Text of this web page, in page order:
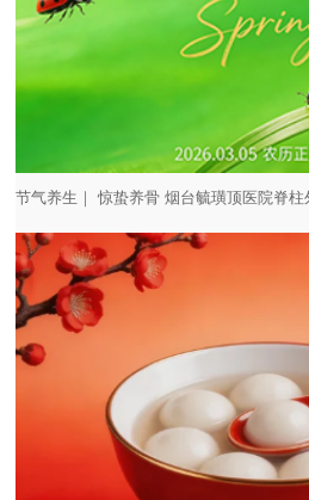
节气养生｜ 惊蛰养骨 烟台毓璜顶医院脊柱